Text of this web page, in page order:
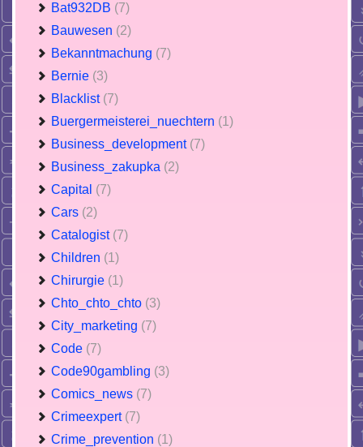
Bat932DB (7)
Bauwesen (2)
Bekanntmachung (7)
Bernie (3)
Blacklist (7)
Buergermeisterei_nuechtern (1)
Business_development (7)
Business_zakupka (2)
Capital (7)
Cars (2)
Catalogist (7)
Children (1)
Chirurgie (1)
Chto_chto_chto (3)
City_marketing (7)
Code (7)
Code90gambling (3)
Comics_news (7)
Crimeexpert (7)
Crime_prevention (1)